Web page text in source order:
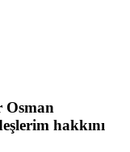
Osman
hakkını